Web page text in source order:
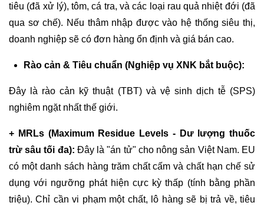
tiêu (đã xử lý), tôm, cá tra, và các loại rau quả nhiệt đới (đã
qua sơ chế). Nếu thâm nhập được vào hệ thống siêu thị,
doanh nghiệp sẽ có đơn hàng ổn định và giá bán cao.
Rào cản & Tiêu chuẩn (Nghiệp vụ XNK bắt buộc):
Đây là rào cản kỹ thuật (TBT) và vệ sinh dịch tễ (SPS)
nghiêm ngặt nhất thế giới.
+ MRLs (Maximum Residue Levels - Dư lượng thuốc
trừ sâu tối đa): Đây là "án tử" cho nông sản Việt Nam. EU
có một danh sách hàng trăm chất cấm và chất hạn chế sử
dụng với ngưỡng phát hiện cực kỳ thấp (tính bằng phần
triệu). Chỉ cần vi phạm một chất, lô hàng sẽ bị trả về, tiêu